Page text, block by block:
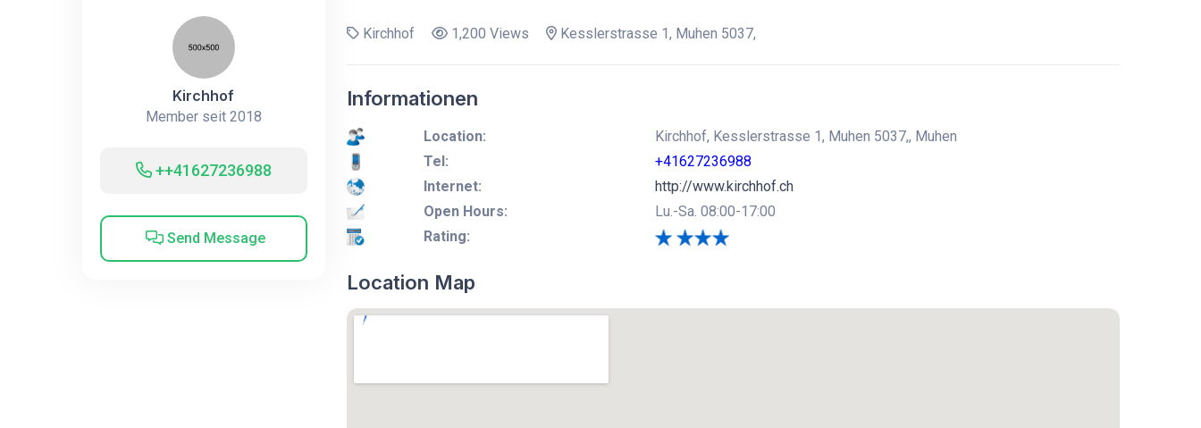
Kirchhof
Member seit 2018
++41627236988
Send Message
Kirchhof 1,200 Views Kesslerstrasse 1, Muhen 5037,
Informationen
Location:
Kirchhof, Kesslerstrasse 1, Muhen 5037,, Muhen
Tel:
+41627236988
Internet:
http://www.kirchhof.ch
Open Hours:
Lu.-Sa. 08:00-17:00
Rating:
Location Map